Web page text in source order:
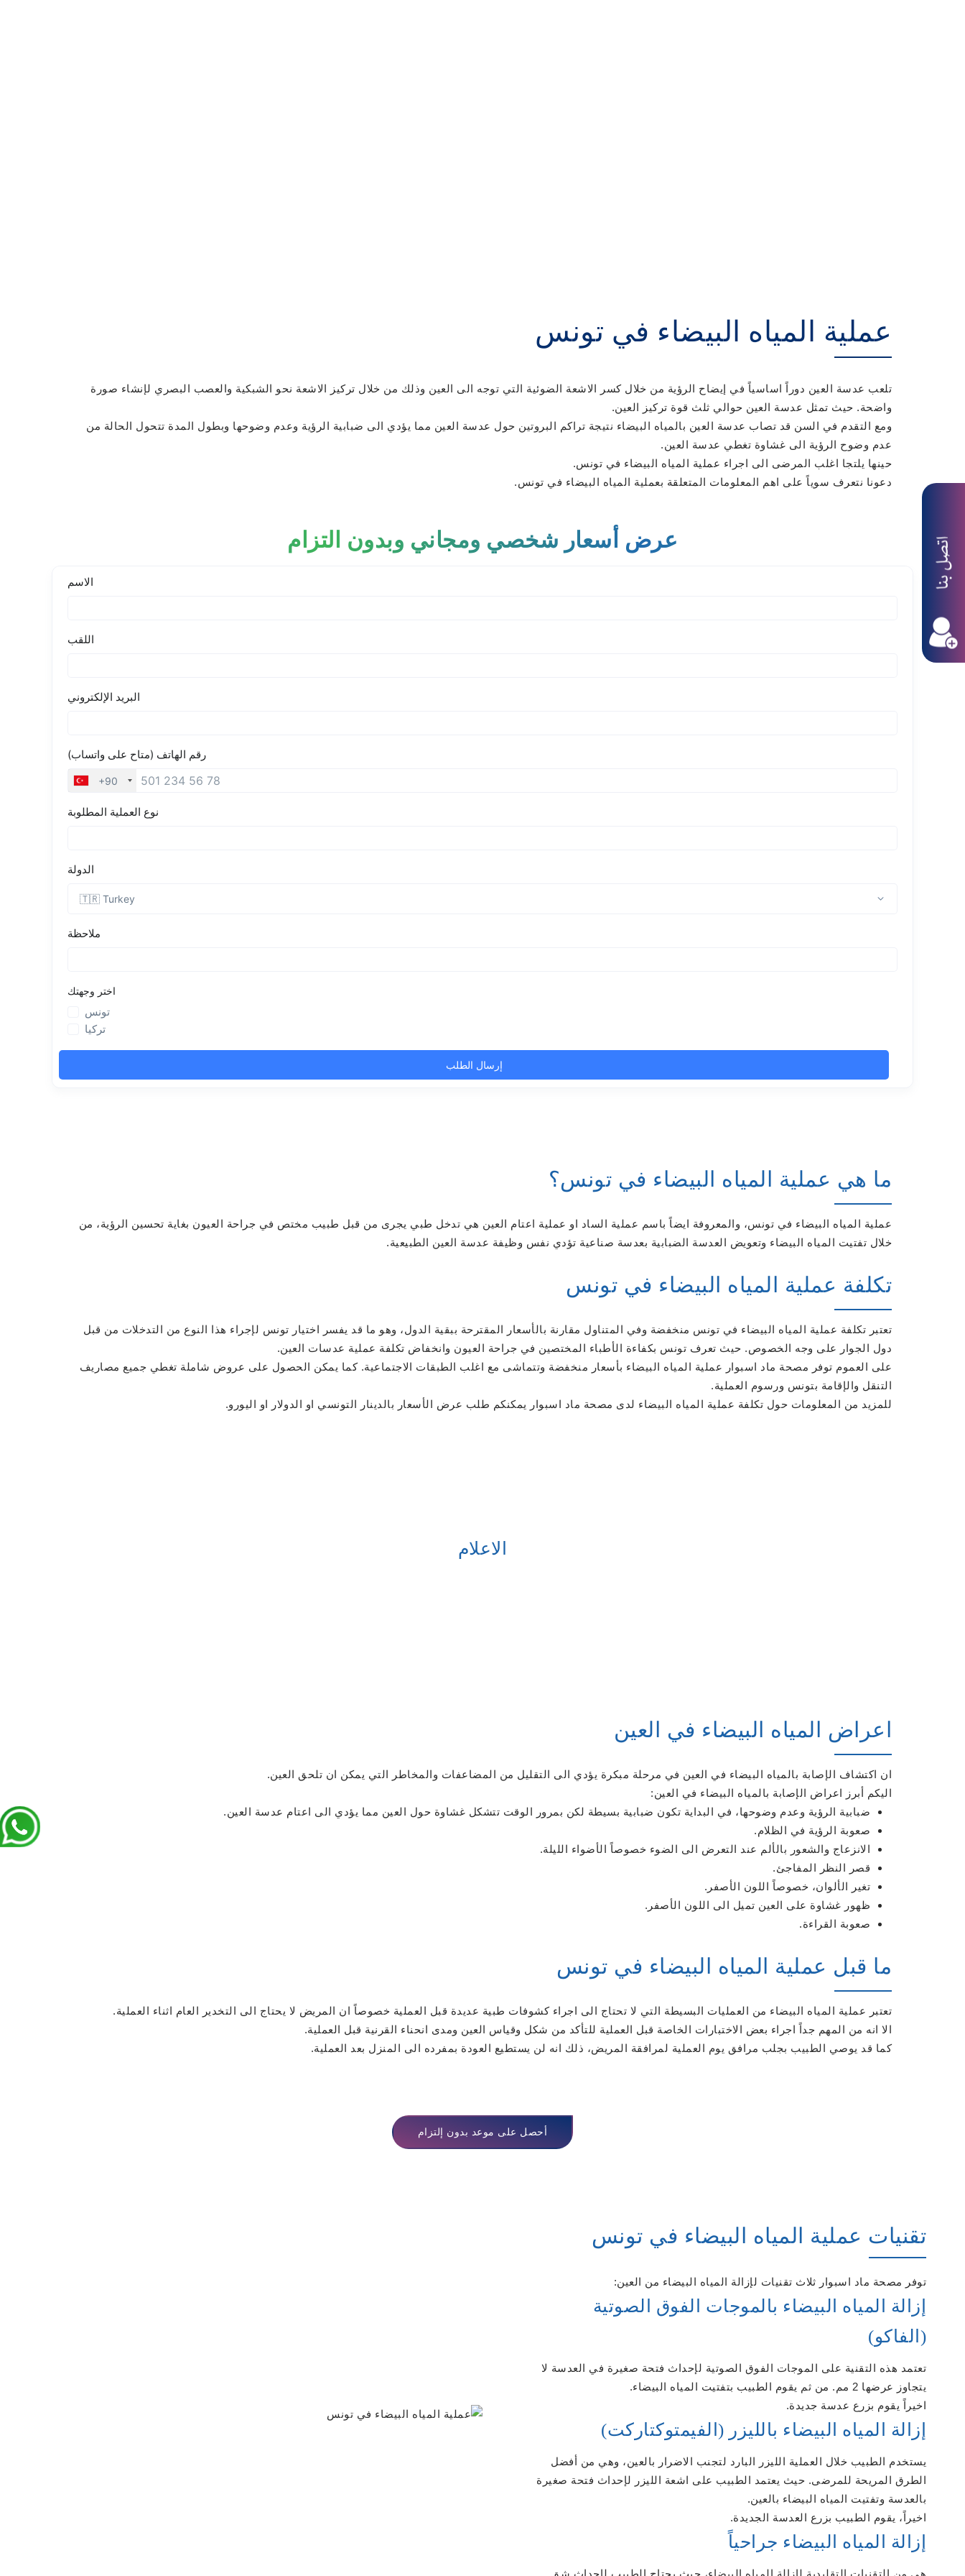
عملية المياه البيضاء في تونس
تلعب عدسة العين دوراً اساسياً في إيضاح الرؤية من خلال كسر الاشعة الضوئية التي توجه الى العين وذلك من خلال تركيز الاشعة نحو الشبكية والعصب البصري لإنشاء صورة
واضحة. حيث تمثل عدسة العين حوالي ثلث قوة تركيز العين.
ومع التقدم في السن قد تصاب عدسة العين بالمياه البيضاء نتيجة تراكم البروتين حول عدسة العين مما يؤدي الى ضبابية الرؤية وعدم وضوحها وبطول المدة تتحول الحالة من
عدم وضوح الرؤية الى غشاوة تغطي عدسة العين.
حينها يلتجا اغلب المرضى الى اجراء عملية المياه البيضاء في تونس.
دعونا نتعرف سوياً على اهم المعلومات المتعلقة بعملية المياه البيضاء في تونس.
عرض أسعار شخصي ومجاني وبدون التزام
ما هي عملية المياه البيضاء في تونس؟
عملية المياه البيضاء في تونس، والمعروفة ايضاً باسم عملية الساد او عملية اعتام العين هي تدخل طبي يجرى من قبل طبيب مختص في جراحة العيون بغاية تحسين الرؤية، من
خلال تفتيت المياه البيضاء وتعويض العدسة الضبابية بعدسة صناعية تؤدي نفس وظيفة عدسة العين الطبيعية.
تكلفة عملية المياه البيضاء في تونس
تعتبر تكلفة عملية المياه البيضاء في تونس منخفضة وفي المتناول مقارنة بالأسعار المقترحة ببقية الدول، وهو ما قد يفسر اختيار تونس لإجراء هذا النوع من التدخلات من قبل
دول الجوار على وجه الخصوص. حيث تعرف تونس بكفاءة الأطباء المختصين في جراحة العيون وانخفاض تكلفة عملية عدسات العين.
على العموم توفر مصحة ماد اسبوار عملية المياه البيضاء بأسعار منخفضة وتتماشى مع اغلب الطبقات الاجتماعية. كما يمكن الحصول على عروض شاملة تغطي جميع مصاريف
التنقل والإقامة بتونس ورسوم العملية.
للمزيد من المعلومات حول تكلفة عملية المياه البيضاء لدى مصحة ماد اسبوار يمكنكم طلب عرض الأسعار بالدينار التونسي او الدولار او اليورو.
الاعلام
اعراض المياه البيضاء في العين
ان اكتشاف الإصابة بالمياه البيضاء في العين في مرحلة مبكرة يؤدي الى التقليل من المضاعفات والمخاطر التي يمكن ان تلحق العين.
اليكم أبرز اعراض الإصابة بالمياه البيضاء في العين:
ضبابية الرؤية وعدم وضوحها، في البداية تكون ضبابية بسيطة لكن بمرور الوقت تتشكل غشاوة حول العين مما يؤدي الى اعتام عدسة العين.
صعوبة الرؤية في الظلام.
الانزعاج والشعور بالألم عند التعرض الى الضوء خصوصاً الأضواء الليلة.
قصر النظر المفاجئ.
تغير الألوان، خصوصاً اللون الأصفر.
ظهور غشاوة على العين تميل الى اللون الأصفر.
صعوبة القراءة.
ما قبل عملية المياه البيضاء في تونس
تعتبر عملية المياه البيضاء من العمليات البسيطة التي لا تحتاج الى اجراء كشوفات طبية عديدة قبل العملية خصوصاً ان المريض لا يحتاج الى التخدير العام اثناء العملية.
الا انه من المهم جداً اجراء بعض الاختبارات الخاصة قبل العملية للتأكد من شكل وقياس العين ومدى انحناء القرنية قبل العملية.
كما قد يوصي الطبيب بجلب مرافق يوم العملية لمرافقة المريض، ذلك انه لن يستطيع العودة بمفرده الى المنزل بعد العملية.
أحصل على موعد بدون إلتزام
تقنيات عملية المياه البيضاء في تونس
توفر مصحة ماد اسبوار ثلاث تقنيات لإزالة المياه البيضاء من العين:
إزالة المياه البيضاء بالموجات الفوق الصوتية
(الفاكو)
تعتمد هذه التقنية على الموجات الفوق الصوتية لإحداث فتحة صغيرة في العدسة لا
يتجاوز عرضها 2 مم. من ثم يقوم الطبيب بتفتيت المياه البيضاء.
اخيراً يقوم بزرع عدسة جديدة.
إزالة المياه البيضاء بالليزر (الفيمتوكتاركت)
يستخدم الطبيب خلال العملية الليزر البارد لتجنب الاضرار بالعين، وهي من أفضل
الطرق المريحة للمرضى. حيث يعتمد الطبيب على اشعة الليزر لإحداث فتحة صغيرة
بالعدسة وتفتيت المياه البيضاء بالعين.
اخيراً، يقوم الطبيب بزرع العدسة الجديدة.
إزالة المياه البيضاء جراحياً
هي من التقنيات التقليدية لإزالة المياه البيضاء، حيث يحتاج الطبيب لإحداث شق